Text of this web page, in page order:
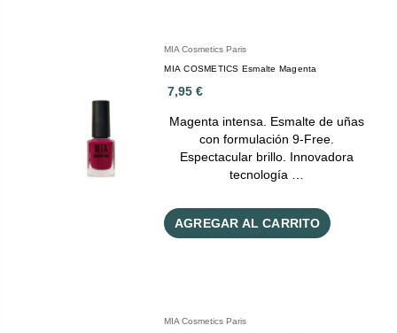
MIA Cosmetics Paris
MIA COSMETICS Esmalte Magenta
7,95 €
Magenta intensa. Esmalte de uñas
con formulación 9-Free.
Espectacular brillo. Innovadora
tecnología …
AGREGAR AL CARRITO
MIA Cosmetics Paris